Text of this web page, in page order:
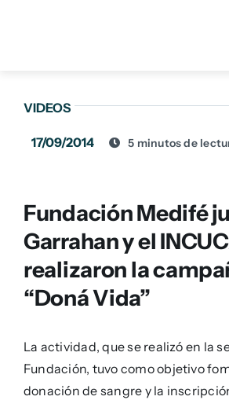
VIDEOS
17/09/2014 5 minutos de
Fundación Medifé
Garrahan y el
realizaron la
“Doná Vida”
La actividad, que se realizó en la
Fundación, tuvo como objetivo
donación de sangre y la